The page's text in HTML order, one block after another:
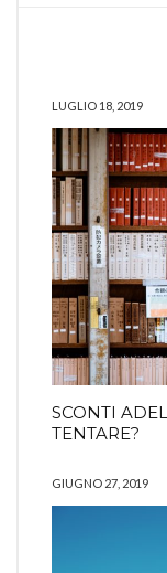
LUGLIO 18, 2019
SCONTI
TENTARE?
GIUGNO 27, 2019